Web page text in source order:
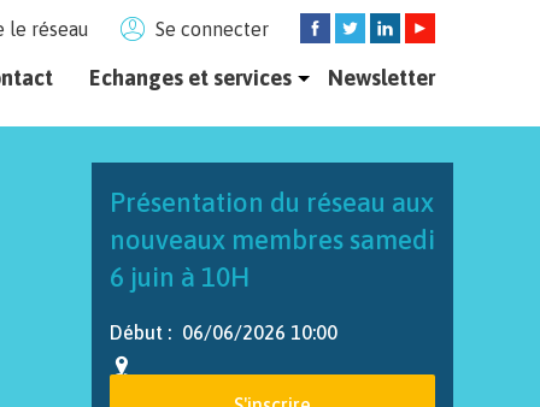
le réseau Se connecter
Echanges et services Newsletter
Présentation du réseau aux
nouveaux membres samedi
6 juin à 10H
Début : 06/06/2026 10:00